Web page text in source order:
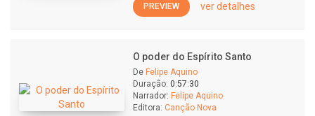
PREVIEW ver detalhes
O poder do Espírito Santo
De Felipe Aquino
Duração: 0:57:30
Narrador: Felipe Aquino
Editora: Canção Nova